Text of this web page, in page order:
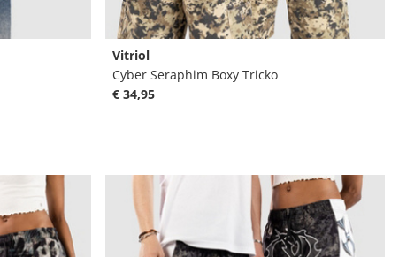
Vitriol
Cyber Seraphim Boxy Tricko
€ 34,95